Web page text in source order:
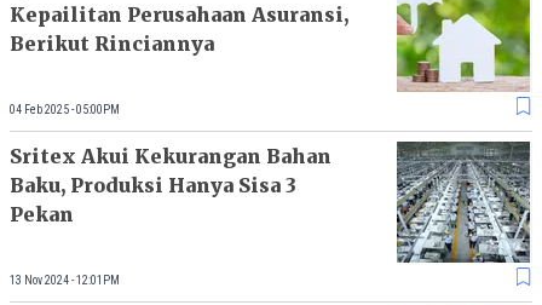
Kepailitan Perusahaan Asuransi,
Berikut Rinciannya
04 Feb 2025 - 05:00PM
Sritex Akui Kekurangan Bahan
Baku, Produksi Hanya Sisa 3
Pekan
13 Nov 2024 - 12:01PM